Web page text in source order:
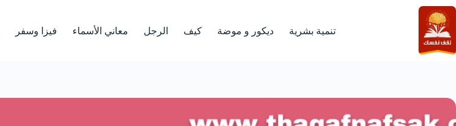
التجاوز
إلى
المحتوى
تنمية بشرية ديكور و موضة كيف الرجل معاني الأسماء فيزا وسفر